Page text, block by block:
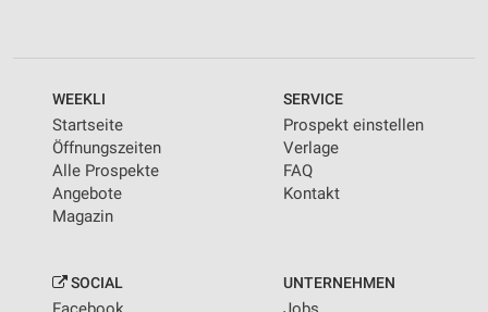
WEEKLI
Startseite
Öffnungszeiten
Alle Prospekte
Angebote
Magazin
SERVICE
Prospekt einstellen
Verlage
FAQ
Kontakt
SOCIAL UNTERNEHMEN